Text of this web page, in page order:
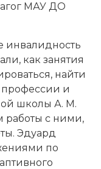
МАУ ДО
инвалидность
как занятия
найти
профессии и
школы А. М.
работы с ними,
Эдуард
по